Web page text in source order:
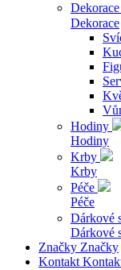
Dekorace
Dekorace
Hodiny
Hodiny
Krby
Krby
Péče
Péče
Dárkové
Dárkové
Značky Značky
Kontakt